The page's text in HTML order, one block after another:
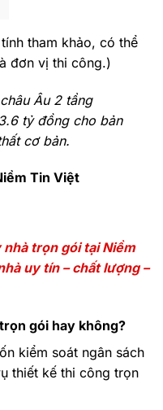
tham khảo, có thể
đơn vị thi công.)
Âu 2 tầng
tỷ đồng cho bản
cơ bản.
Tin Việt
nhà trọn gói tại Niềm
uy tín – chất lượng –
gói hay không?
kiểm soát ngân sách
thiết kế thi công trọn